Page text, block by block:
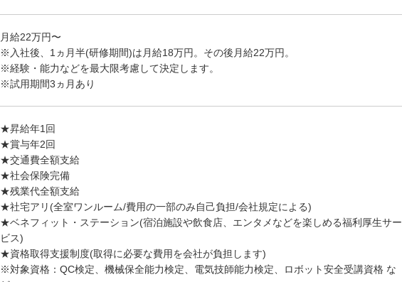
月給22万円〜
※入社後、1ヵ月半(研修期間)は月給18万円。その後月給22万円。
※経験・能力などを最大限考慮して決定します。
※試用期間3ヵ月あり
★昇給年1回
★賞与年2回
★交通費全額支給
★社会保険完備
★残業代全額支給
★社宅アリ(全室ワンルーム/費用の一部のみ自己負担/会社規定による)
★ベネフィット・ステーション(宿泊施設や飲食店、エンタメなどを楽しめる福利厚生サー
ビス)
★資格取得支援制度(取得に必要な費用を会社が負担します)
※対象資格：QC検定、機械保全能力検定、電気技師能力検定、ロボット安全受講資格 な